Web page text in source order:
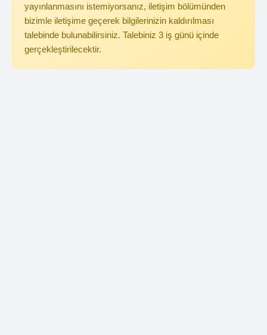
yayınlanmasını istemiyorsanız, iletişim bölümünden
bizimle iletişime geçerek bilgilerinizin kaldırılması
talebinde bulunabilirsiniz. Talebiniz 3 iş günü içinde
gerçekleştirilecektir.